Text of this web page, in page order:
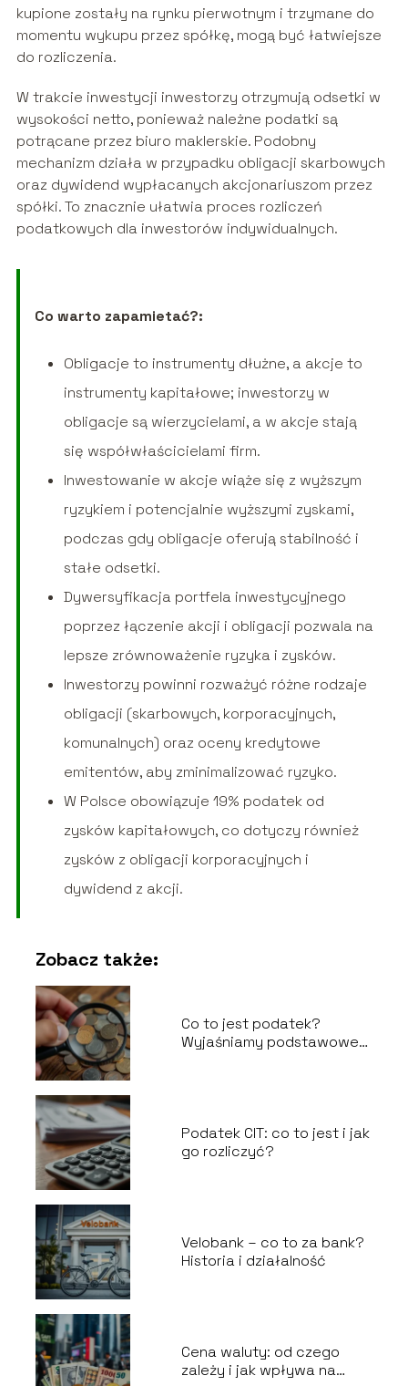
kupione zostały na rynku pierwotnym i trzymane do
momentu wykupu przez spółkę, mogą być łatwiejsze
do rozliczenia.
W trakcie inwestycji inwestorzy otrzymują odsetki w
wysokości netto, ponieważ należne podatki są
potrącane przez biuro maklerskie. Podobny
mechanizm działa w przypadku obligacji skarbowych
oraz dywidend wypłacanych akcjonariuszom przez
spółki. To znacznie ułatwia proces rozliczeń
podatkowych dla inwestorów indywidualnych.
Co warto zapamietać?:
Obligacje to instrumenty dłużne, a akcje to
instrumenty kapitałowe; inwestorzy w
obligacje są wierzycielami, a w akcje stają
się współwłaścicielami firm.
Inwestowanie w akcje wiąże się z wyższym
ryzykiem i potencjalnie wyższymi zyskami,
podczas gdy obligacje oferują stabilność i
stałe odsetki.
Dywersyfikacja portfela inwestycyjnego
poprzez łączenie akcji i obligacji pozwala na
lepsze zrównoważenie ryzyka i zysków.
Inwestorzy powinni rozważyć różne rodzaje
obligacji (skarbowych, korporacyjnych,
komunalnych) oraz oceny kredytowe
emitentów, aby zminimalizować ryzyko.
W Polsce obowiązuje 19% podatek od
zysków kapitałowych, co dotyczy również
zysków z obligacji korporacyjnych i
dywidend z akcji.
Zobacz także:
Co to jest podatek?
Wyjaśniamy podstawowe
Podatek CIT: co to jest i jak
go rozliczyć?
Velobank – co to za bank?
Historia i działalność
Cena waluty: od czego
zależy i jak wpływa na